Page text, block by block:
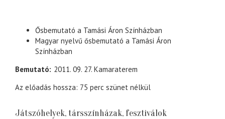
Ősbemutató a Tamási Áron Színházban
Magyar nyelvű ősbemutató a Tamási Áron
Színházban
Bemutató 2011. 09. 27. Kamaraterem
Az előadás hossza: 75 perc szünet nélkül
Játszóhelyek, társszínházak, fesztiválok